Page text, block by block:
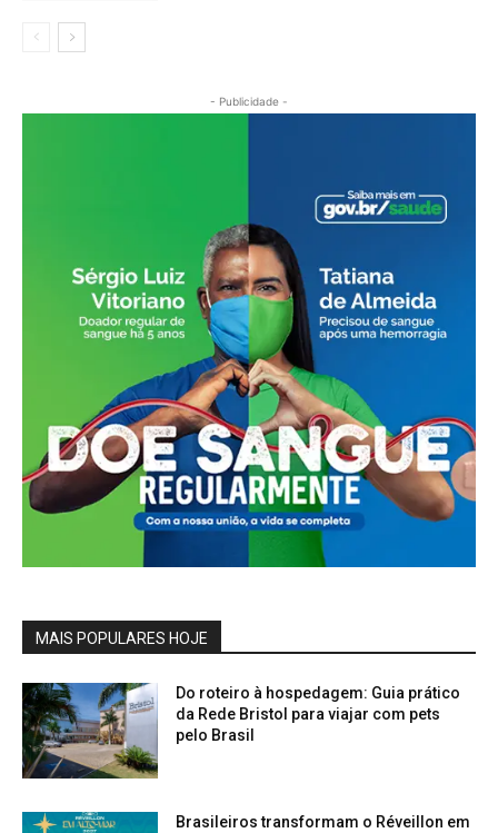
- Publicidade -
MAIS POPULARES HOJE
Do roteiro à hospedagem: Guia prático
da Rede Bristol para viajar com pets
pelo Brasil
Brasileiros transformam o Réveillon em